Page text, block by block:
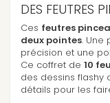
DES FEUTRES
Ces feutres
deux pointes. Une
précision et une
Ce coffret de 10
des dessins flashy
détails pour les